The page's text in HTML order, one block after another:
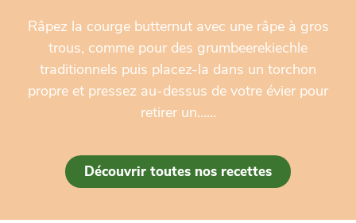
Râpez la courge butternut avec une râpe à gros
trous, comme pour des grumbeerekiechle
traditionnels puis placez-la dans un torchon
propre et pressez au-dessus de votre évier pour
retirer un…...
Découvrir toutes nos recettes